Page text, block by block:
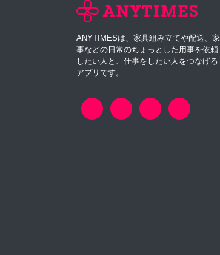
ANYTIMESは、家具組み立てや配送、家
事などの日常のちょっとした用事を依頼
したい人と、仕事をしたい人をつなげる
アプリです。